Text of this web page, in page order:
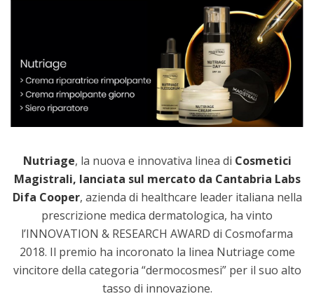
Nutriage, la nuova e innovativa linea di Cosmetici
Magistrali, lanciata sul mercato da Cantabria Labs
Difa Cooper, azienda di healthcare leader italiana nella
prescrizione medica dermatologica, ha vinto
l’INNOVATION & RESEARCH AWARD di Cosmofarma
2018. Il premio ha incoronato la linea Nutriage come
vincitore della categoria “dermocosmesi” per il suo alto
tasso di innovazione.